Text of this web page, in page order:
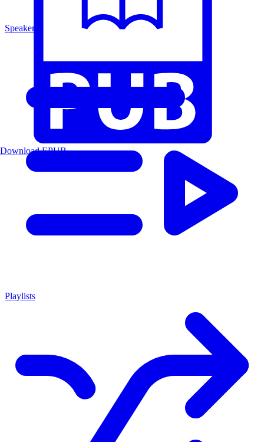
Speakers
Playlists
Download EPUB